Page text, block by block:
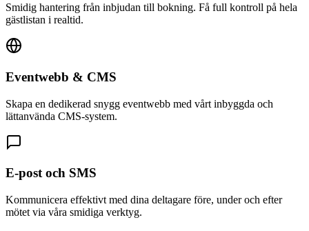
Smidig hantering från inbjudan till bokning. Få full kontroll på hela
gästlistan i realtid.
Eventwebb & CMS
Skapa en dedikerad snygg eventwebb med vårt inbyggda och
lättanvända CMS-system.
E-post och SMS
Kommunicera effektivt med dina deltagare före, under och efter
mötet via våra smidiga verktyg.